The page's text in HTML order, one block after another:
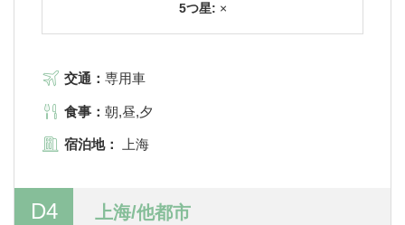
5つ星: ×
交通： 専用車
食事： 朝,昼,夕
宿泊地： 上海
D4 上海/他都市